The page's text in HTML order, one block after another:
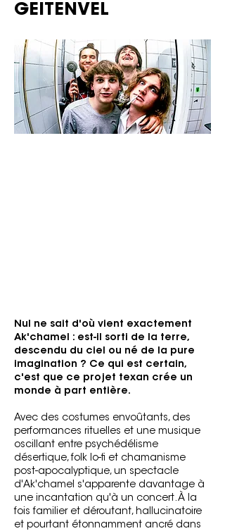
GEITENVEL
Nul ne sait d'où vient exactement
Ak'chamel : est-il sorti de la terre,
descendu du ciel ou né de la pure
imagination ? Ce qui est certain,
c'est que ce projet texan crée un
monde à part entière.
Avec des costumes envoûtants, des
performances rituelles et une musique
oscillant entre psychédélisme
désertique, folk lo-fi et chamanisme
post-apocalyptique, un spectacle
d'Ak'chamel s'apparente davantage à
une incantation qu'à un concert. À la
fois familier et déroutant, hallucinatoire
et pourtant étonnamment ancré dans